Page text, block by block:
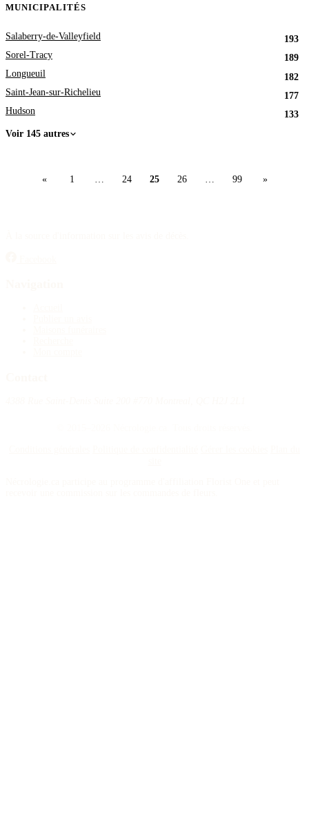
MUNICIPALITÉS
Salaberry-de-Valleyfield
193
Sorel-Tracy
189
Longueuil
182
Saint-Jean-sur-Richelieu
177
Hudson
133
Voir 145 autres
« 1 24 25 26 99 »